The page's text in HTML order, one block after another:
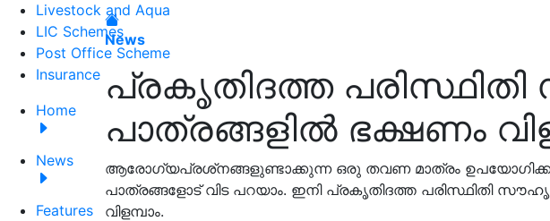
Livestock and Aqua
LIC Schemes
Post Office Scheme
Insurance
Home
News
Features
News
പ്രകൃതിദത്ത
പാത്രങ്ങളിൽ ഭക്ഷണം
ആരോഗ്യപ്രശ്‌നങ്ങളുണ്ടാക്കുന്ന ഒരു തവണ മാത്രം
പാത്രങ്ങളോട് വിട പറയാം. ഇനി പ്രകൃതിദത്ത പരിസ്ഥിതി
വിളമ്പാം.